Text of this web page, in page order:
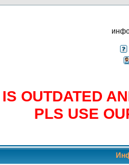
OUTDATED
PLS USE